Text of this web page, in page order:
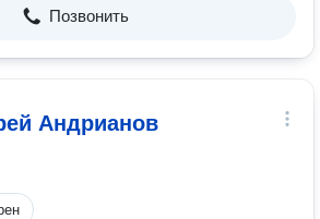
Позвонить
Андрианов